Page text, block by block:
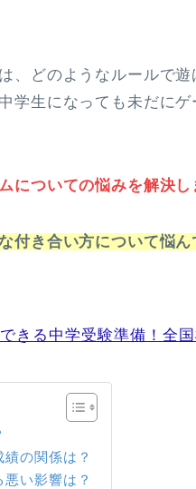
、どのようなルールで
学生になっても未だに
についての悩みを解決し
付き合い方について悩
きる中学受験準備！全
の関係は？
い影響は？